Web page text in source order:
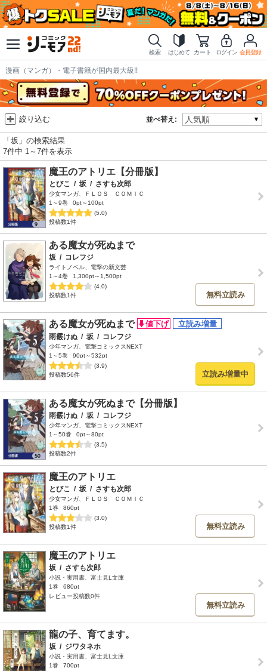
検索 はじめて カート ログイン 会員登録
漫画（マンガ）・電子書籍が国内最大級!!
並べ替え:
絞り込む
「坂」の検索結果
7件中 1～7件を表示
魔王のアトリエ【分冊版】
とびこ / 坂 / さすも次郎
少女マンガ、ＦＬＯＳ ＣＯＭＩＣ
1～9巻
0pt～100pt
(5.0)
投稿数1件
ある魔女が死ぬまで
坂 / コレフジ
ライトノベル、電撃の新文芸
1～4巻
1,300pt～1,500pt
(4.0)
投稿数1件
無料立読み
ある魔女が死ぬまで
雨霰けぬ / 坂 / コレフジ
少年マンガ、電撃コミックスNEXT
1～5巻
90pt～532pt
(3.9)
投稿数56件
立読み増量中
ある魔女が死ぬまで【分冊版】
雨霰けぬ / 坂 / コレフジ
少年マンガ、電撃コミックスNEXT
1～50巻
0pt～80pt
(3.5)
投稿数2件
魔王のアトリエ
とびこ / 坂 / さすも次郎
少女マンガ、ＦＬＯＳ ＣＯＭＩＣ
1巻
860pt
(3.0)
投稿数1件
無料立読み
魔王のアトリエ
坂 / さすも次郎
小説・実用書、富士見L文庫
1巻
680pt
レビュー投稿数0件
無料立読み
龍の子、育てます。
坂 / ジワタネホ
小説・実用書、富士見L文庫
1巻
700pt